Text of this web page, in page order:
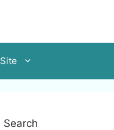
Site
Search